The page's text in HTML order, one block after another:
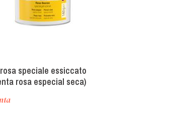
speciale essiccato
rosa especial seca)